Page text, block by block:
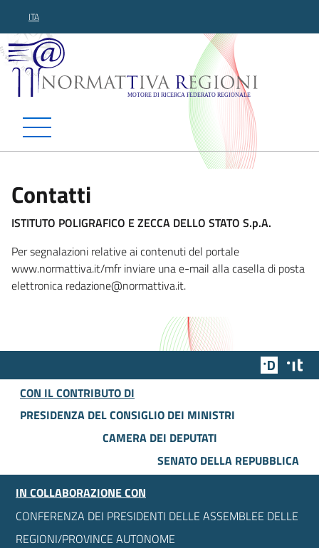
ITA
Normattiva Regioni -
Contatti
ISTITUTO POLIGRAFICO E ZECCA DELLO STATO S.p.A.
Per segnalazioni relative ai contenuti del portale
www.normattiva.it/mfr inviare una e-mail alla casella di posta
elettronica redazione@normattiva.it.
Team
CON IL CONTRIBUTO DI
PRESIDENZA DEL CONSIGLIO DEI MINISTRI
CAMERA DEI DEPUTATI
SENATO DELLA REPUBBLICA
IN COLLABORAZIONE CON
CONFERENZA DEI PRESIDENTI DELLE ASSEMBLEE DELLE
REGIONI/PROVINCE AUTONOME